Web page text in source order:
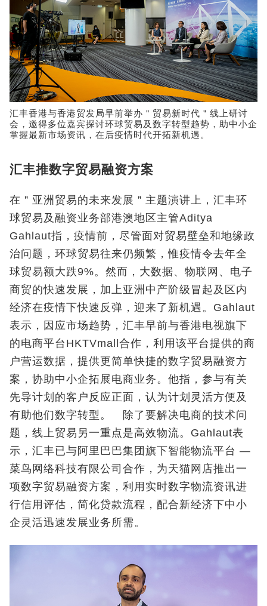
汇丰香港与香港贸发局早前举办＂贸易新时代＂线上研讨
会，邀得多位嘉宾探讨环球贸易及数字转型趋势，助中小企
掌握最新市场资讯，在后疫情时代开拓新机遇。
汇丰推数字贸易融资方案
在＂亚洲贸易的未来发展＂主题演讲上，汇丰环
球贸易及融资业务部港澳地区主管Aditya
Gahlaut指，疫情前，尽管面对贸易壁垒和地缘政
治问题，环球贸易往来仍频繁，惟疫情令去年全
球贸易额大跌9%。然而，大数据、物联网、电子
商贸的快速发展，加上亚洲中产阶级冒起及区内
经济在疫情下快速反弹，迎来了新机遇。Gahlaut
表示，因应市场趋势，汇丰早前与香港电视旗下
的电商平台HKTVmall合作，利用该平台提供的商
户营运数据，提供更简单快捷的数字贸易融资方
案，协助中小企拓展电商业务。他指，参与有关
先导计划的客户反应正面，认为计划灵活方便及
有助他们数字转型。 除了要解决电商的技术问
题，线上贸易另一重点是高效物流。Gahlaut表
示，汇丰已与阿里巴巴集团旗下智能物流平台 —
菜鸟网络科技有限公司合作，为天猫网店推出一
项数字贸易融资方案，利用实时数字物流资讯进
行信用评估，简化贷款流程，配合新经济下中小
企灵活迅速发展业务所需。